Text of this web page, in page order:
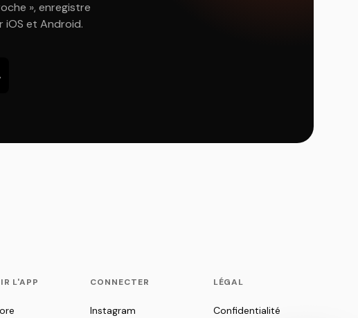
», enregistre
iOS et Android.
L'APP CONNECTER
Instagram
LÉGAL
Confidentialité